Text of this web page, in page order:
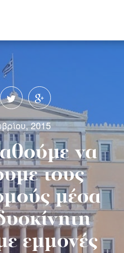
2015
να
τους
μέσα
εμμονές